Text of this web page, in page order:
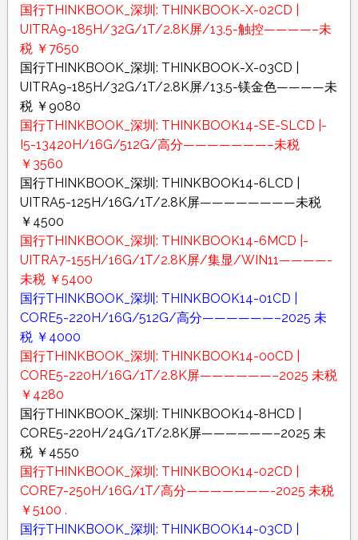
国行THINKBOOK_深圳: THINKBOOK-X-02CD |
UITRA9-185H/32G/1T/2.8K屏/13.5-触控————–未
税 ￥7650
国行THINKBOOK_深圳: THINKBOOK-X-03CD |
UITRA9-185H/32G/1T/2.8K屏/13.5-镁金色————未
税 ￥9080
国行THINKBOOK_深圳: THINKBOOK14-SE-SLCD |-
I5-13420H/16G/512G/高分———————–未税
￥3560
国行THINKBOOK_深圳: THINKBOOK14-6LCD |
UITRA5-125H/16G/1T/2.8K屏————————未税
￥4500
国行THINKBOOK_深圳: THINKBOOK14-6MCD |-
UITRA7-155H/16G/1T/2.8K屏/集显/WIN11————-
未税 ￥5400
国行THINKBOOK_深圳: THINKBOOK14-01CD |
CORE5-220H/16G/512G/高分——————–2025 未
税 ￥4000
国行THINKBOOK_深圳: THINKBOOK14-00CD |
CORE5-220H/16G/1T/2.8K屏——————–2025 未税
￥4280
国行THINKBOOK_深圳: THINKBOOK14-8HCD |
CORE5-220H/24G/1T/2.8K屏——————–2025 未
税 ￥4550
国行THINKBOOK_深圳: THINKBOOK14-02CD |
CORE7-250H/16G/1T/高分———————-2025 未税
￥5100 .
国行THINKBOOK_深圳: THINKBOOK14-03CD |